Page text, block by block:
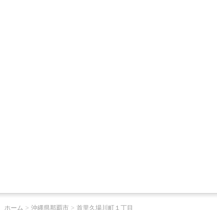
ホーム > 沖縄県那覇市> 首里久場川町１丁目